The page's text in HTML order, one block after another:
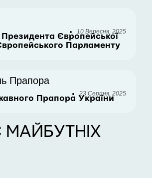
10 Вересня, 2025
Європейської
Парламенту
23 Серпня, 2025
Прапора України